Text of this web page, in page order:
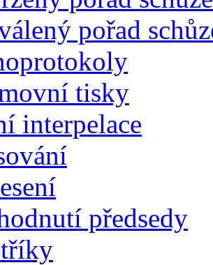
pořad
tisky
interpelace
předsedy